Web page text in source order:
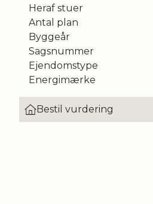
Heraf stuer
Antal plan
Byggeår
Sagsnummer
Ejendomstype
Energimærke
Bestil vurdering